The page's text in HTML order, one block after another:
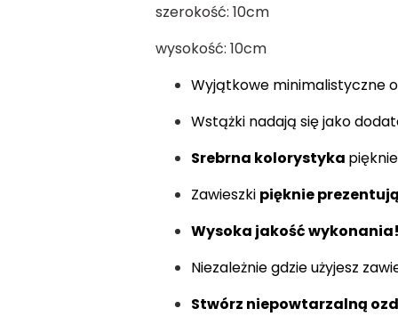
szerokość: 10cm
wysokość: 10cm
Wyjątkowe minimalistyczne
Wstążki nadają się jako
Srebrna kolorystyka
Zawieszki pięknie
Wysoka jakość
Niezależnie gdzie użyjesz
Stwórz niepowtarzalną